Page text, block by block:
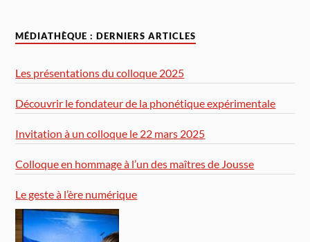
MÉDIATHÈQUE : DERNIERS ARTICLES
Les présentations du colloque 2025
Découvrir le fondateur de la phonétique expérimentale
Invitation à un colloque le 22 mars 2025
Colloque en hommage à l’un des maîtres de Jousse
Le geste à l’ère numérique